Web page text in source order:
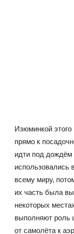
Изюминкой
прямо к
идти под дождём
использовались
всему миру,
их часть была
некоторых
выполняют роль
от самолёта к